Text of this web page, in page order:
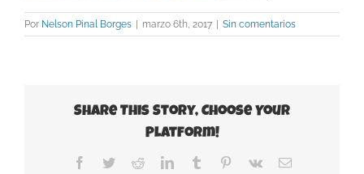
Por Nelson Pinal Borges | marzo 6th, 2017 | Sin comentarios
Share This Story, Choose Your
Platform!
Facebook
TwitterRedditLinkedInTumblr Pinterest
Vk
Correo